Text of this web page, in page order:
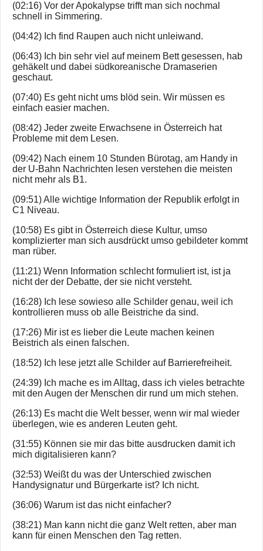
(02:16) Vor der Apokalypse trifft man sich nochmal
schnell in Simmering.
(04:42) Ich find Raupen auch nicht unleiwand.
(06:43) Ich bin sehr viel auf meinem Bett gesessen, hab
gehäkelt und dabei südkoreanische Dramaserien
geschaut.
(07:40) Es geht nicht ums blöd sein. Wir müssen es
einfach easier machen.
(08:42) Jeder zweite Erwachsene in Österreich hat
Probleme mit dem Lesen.
(09:42) Nach einem 10 Stunden Bürotag, am Handy in
der U-Bahn Nachrichten lesen verstehen die meisten
nicht mehr als B1.
(09:51) Alle wichtige Information der Republik erfolgt in
C1 Niveau.
(10:58) Es gibt in Österreich diese Kultur, umso
komplizierter man sich ausdrückt umso gebildeter kommt
man rüber.
(11:21) Wenn Information schlecht formuliert ist, ist ja
nicht der der Debatte, der sie nicht versteht.
(16:28) Ich lese sowieso alle Schilder genau, weil ich
kontrollieren muss ob alle Beistriche da sind.
(17:26) Mir ist es lieber die Leute machen keinen
Beistrich als einen falschen.
(18:52) Ich lese jetzt alle Schilder auf Barrierefreiheit.
(24:39) Ich mache es im Alltag, dass ich vieles betrachte
mit den Augen der Menschen dir rund um mich stehen.
(26:13) Es macht die Welt besser, wenn wir mal wieder
überlegen, wie es anderen Leuten geht.
(31:55) Können sie mir das bitte ausdrucken damit ich
mich digitalisieren kann?
(32:53) Weißt du was der Unterschied zwischen
Handysignatur und Bürgerkarte ist? Ich nicht.
(36:06) Warum ist das nicht einfacher?
(38:21) Man kann nicht die ganz Welt retten, aber man
kann für einen Menschen den Tag retten.